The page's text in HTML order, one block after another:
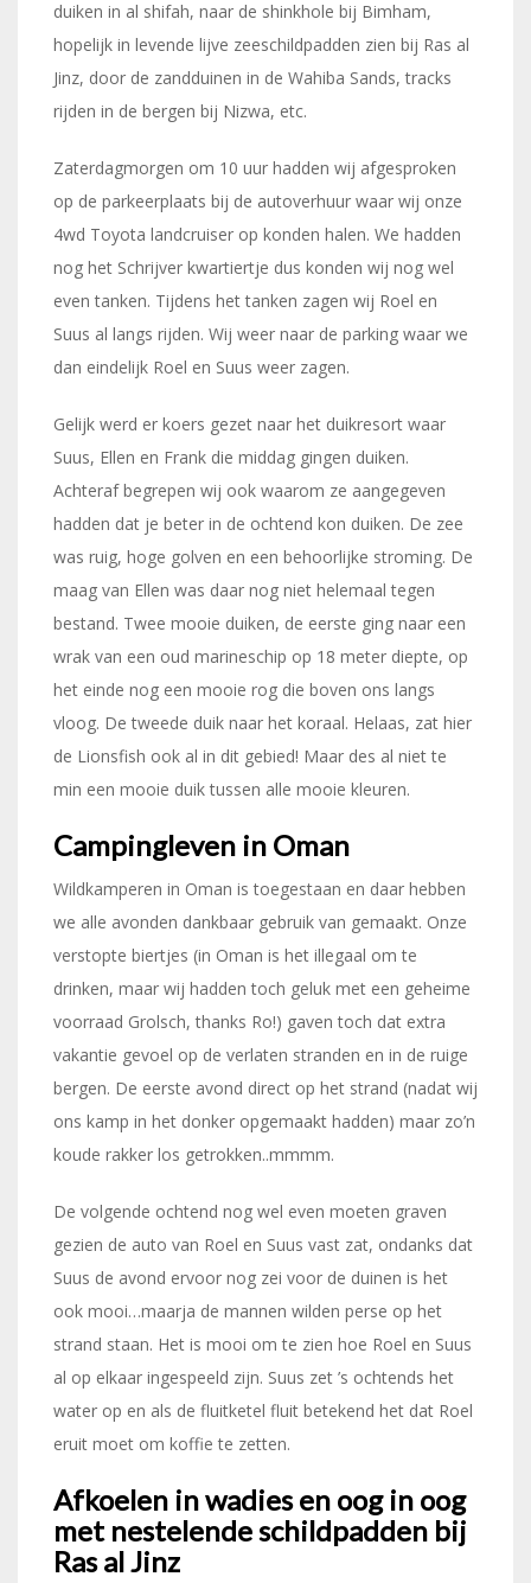
duiken in al shifah, naar de shinkhole bij Bimham,
hopelijk in levende lijve zeeschildpadden zien bij Ras al
Jinz, door de zandduinen in de Wahiba Sands, tracks
rijden in de bergen bij Nizwa, etc.
Zaterdagmorgen om 10 uur hadden wij afgesproken
op de parkeerplaats bij de autoverhuur waar wij onze
4wd Toyota landcruiser op konden halen. We hadden
nog het Schrijver kwartiertje dus konden wij nog wel
even tanken. Tijdens het tanken zagen wij Roel en
Suus al langs rijden. Wij weer naar de parking waar we
dan eindelijk Roel en Suus weer zagen.
Gelijk werd er koers gezet naar het duikresort waar
Suus, Ellen en Frank die middag gingen duiken.
Achteraf begrepen wij ook waarom ze aangegeven
hadden dat je beter in de ochtend kon duiken. De zee
was ruig, hoge golven en een behoorlijke stroming. De
maag van Ellen was daar nog niet helemaal tegen
bestand. Twee mooie duiken, de eerste ging naar een
wrak van een oud marineschip op 18 meter diepte, op
het einde nog een mooie rog die boven ons langs
vloog. De tweede duik naar het koraal. Helaas, zat hier
de Lionsfish ook al in dit gebied! Maar des al niet te
min een mooie duik tussen alle mooie kleuren.
Campingleven in Oman
Wildkamperen in Oman is toegestaan en daar hebben
we alle avonden dankbaar gebruik van gemaakt. Onze
verstopte biertjes (in Oman is het illegaal om te
drinken, maar wij hadden toch geluk met een geheime
voorraad Grolsch, thanks Ro!) gaven toch dat extra
vakantie gevoel op de verlaten stranden en in de ruige
bergen. De eerste avond direct op het strand (nadat wij
ons kamp in het donker opgemaakt hadden) maar zo’n
koude rakker los getrokken..mmmm.
De volgende ochtend nog wel even moeten graven
gezien de auto van Roel en Suus vast zat, ondanks dat
Suus de avond ervoor nog zei voor de duinen is het
ook mooi…maarja de mannen wilden perse op het
strand staan. Het is mooi om te zien hoe Roel en Suus
al op elkaar ingespeeld zijn. Suus zet ’s ochtends het
water op en als de fluitketel fluit betekend het dat Roel
eruit moet om koffie te zetten.
Afkoelen in wadies en oog in oog
met nestelende schildpadden bij
Ras al Jinz